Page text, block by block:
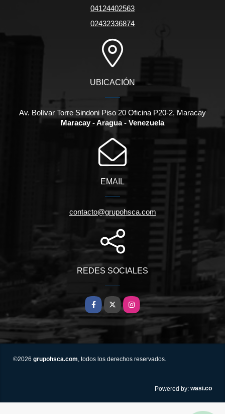
04124402563
02432336874
UBICACIÓN
Av. Bolívar Torre Sindoni Piso 20 Oficina P20-2, Maracay
Maracay - Aragua - Venezuela
EMAIL
contacto@grupohsca.com
REDES SOCIALES
Facebook
X Instagram
©2026 grupohsca.com, todos los derechos reservados.
Powered by: wasi.co